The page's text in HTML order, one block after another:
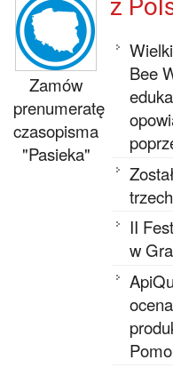
Zamów
prenumeratę
czasopisma
"Pasieka"
z
Bee
II
w